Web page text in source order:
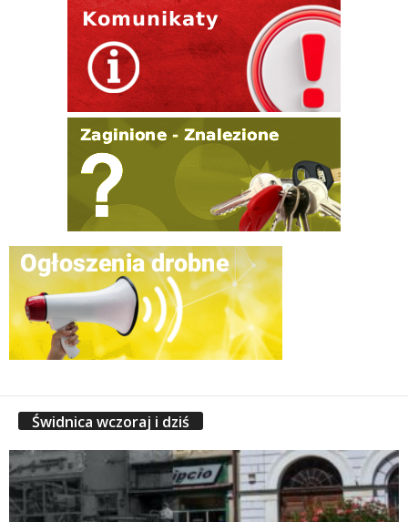
Świdnica wczoraj i dziś